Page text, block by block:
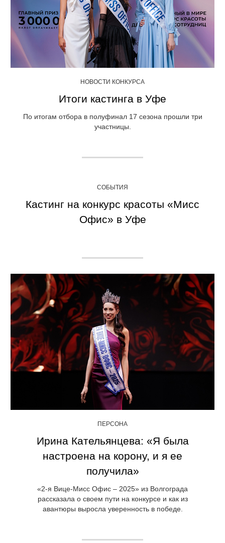
НОВОСТИ КОНКУРСА
Итоги кастинга в Уфе
По итогам отбора в полуфинал 17 сезона прошли три
участницы.
СОБЫТИЯ
Кастинг на конкурс красоты «Мисс
Офис» в Уфе
ПЕРСОНА
Ирина Кательянцева: «Я была
настроена на корону, и я ее
получила»
«2-я Вице-Мисс Офис – 2025» из Волгограда
рассказала о своем пути на конкурсе и как из
авантюры выросла уверенность в победе.